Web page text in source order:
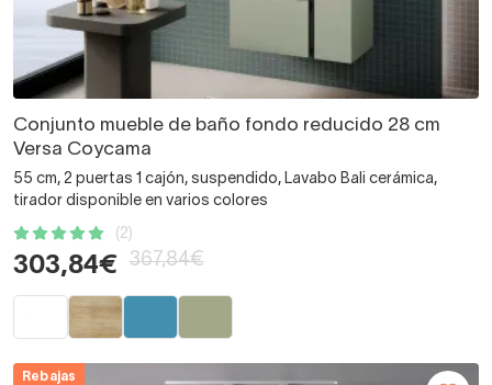
Conjunto mueble de baño fondo reducido 28 cm
Versa Coycama
55 cm, 2 puertas 1 cajón, suspendido, Lavabo Bali cerámica,
tirador disponible en varios colores
(2)
303,84€ 367,84€
Rebajas